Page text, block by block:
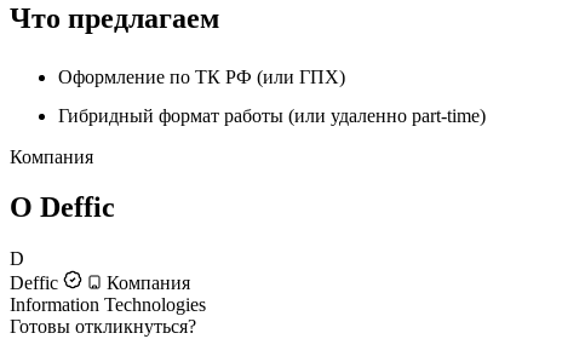
Что предлагаем
Оформление по ТК РФ (или ГПХ)
Гибридный формат работы (или удаленно part-time)
Компания
О Deffic
D
Deffic
Компания
Information Technologies
Готовы откликнуться?